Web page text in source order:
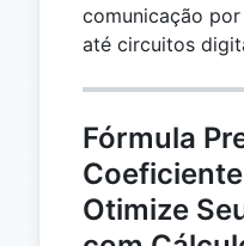
comunicação
até circuitos
Fórmula
Otimize